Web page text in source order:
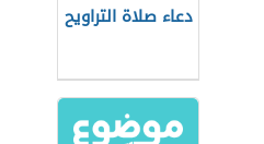
دعاء صلاة التراويح